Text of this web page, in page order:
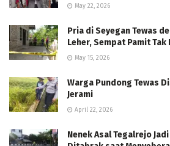
May 22, 2026
Pria di Seyegan Tewas
Leher, Sempat Pamit Tak
May 15, 2026
Warga Pundong Tewas
Jerami
April 22, 2026
Nenek Asal Tegalrejo